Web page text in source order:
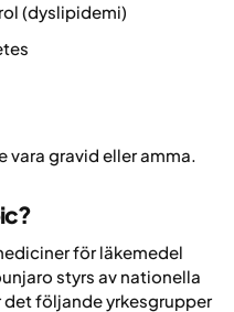
(dyslipidemi)
vara gravid eller amma.
för läkemedel
styrs av nationella
det följande yrkesgrupper